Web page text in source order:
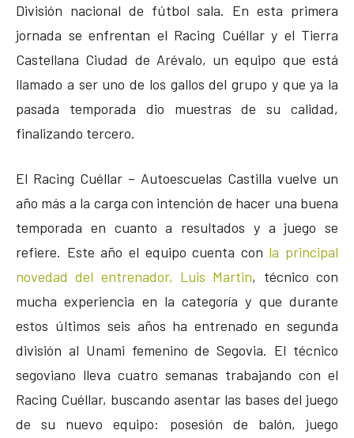
División nacional de fútbol sala. En esta primera
jornada se enfrentan el Racing Cuéllar y el Tierra
Castellana Ciudad de Arévalo, un equipo que está
llamado a ser uno de los gallos del grupo y que ya la
pasada temporada dio muestras de su calidad,
finalizando tercero.
El Racing Cuéllar – Autoescuelas Castilla vuelve un
año más a la carga con intención de hacer una buena
temporada en cuanto a resultados y a juego se
refiere. Este año el equipo cuenta con la principal
novedad del entrenador, Luis Martin, técnico con
mucha experiencia en la categoría y que durante
estos últimos seis años ha entrenado en segunda
división al Unami femenino de Segovia. El técnico
segoviano lleva cuatro semanas trabajando con el
Racing Cuéllar, buscando asentar las bases del juego
de su nuevo equipo: posesión de balón, juego